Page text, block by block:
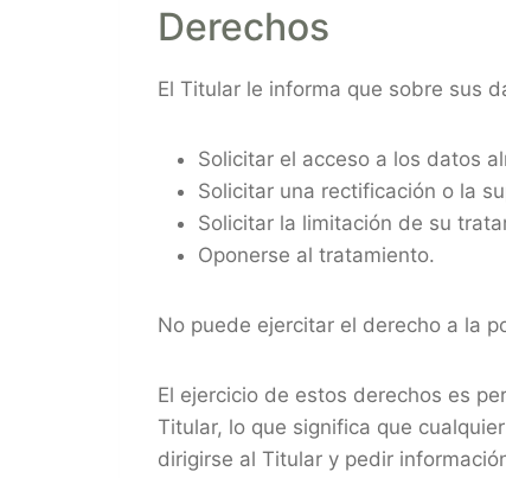
Derechos
El Titular le informa que sobre sus
Solicitar el acceso a los datos
Solicitar una rectificación o la
Solicitar la limitación de su
Oponerse al tratamiento.
No puede ejercitar el derecho a la
El ejercicio de estos derechos es
Titular, lo que significa que
dirigirse al Titular y pedir